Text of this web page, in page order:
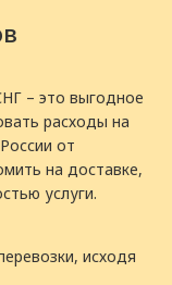
– это выгодное
расходы на
от
на доставке,
услуги.
исходя